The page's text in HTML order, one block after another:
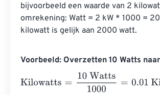
bijvoorbeeld een waarde van 2
omrekening: Watt = 2 kW * 1000 =
kilowatt is gelijk aan 2000 watt.
Voorbeeld: Overzetten 10 Watts
Kilowatts = 10 Watts1000=0.01